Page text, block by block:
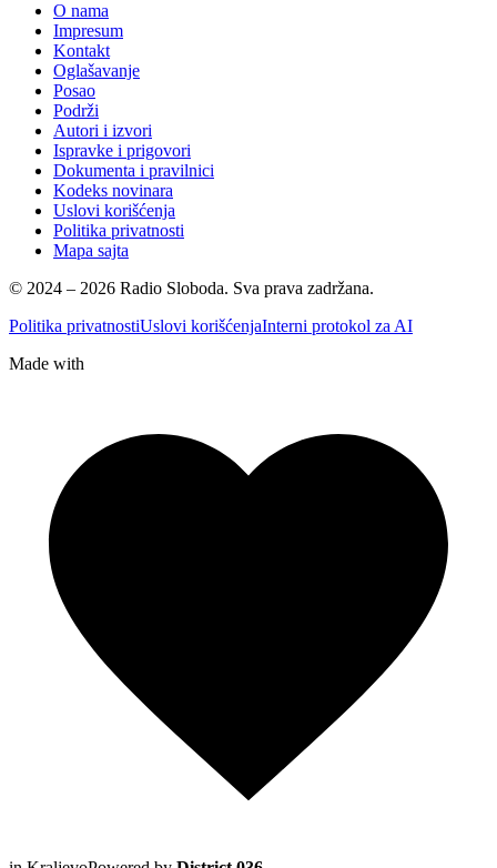
O nama
Impresum
Kontakt
Oglašavanje
Posao
Podrži
Autori i izvori
Ispravke i prigovori
Dokumenta i pravilnici
Kodeks novinara
Uslovi korišćenja
Politika privatnosti
Mapa sajta
© 2024 – 2026 Radio Sloboda. Sva prava zadržana.
Politika privatnostiUslovi korišćenjaInterni protokol za AI
Made with